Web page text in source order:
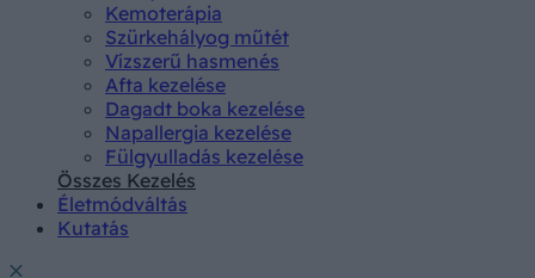
Kemoterápia
Szürkehályog műtét
Vízszerű hasmenés
Afta kezelése
Dagadt boka kezelése
Napallergia kezelése
Fülgyulladás kezelése
Összes Kezelés
Életmódváltás
Kutatás